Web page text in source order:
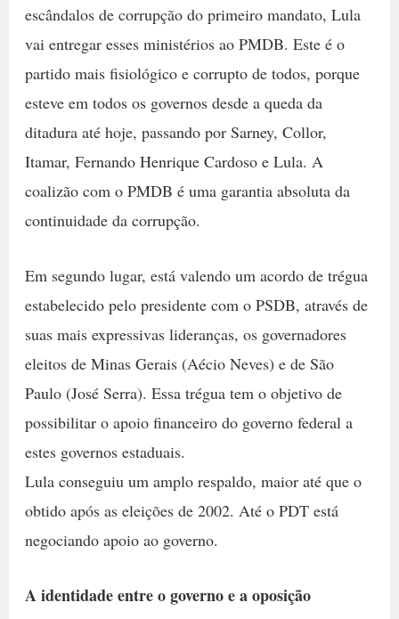
escândalos de corrupção do primeiro mandato, Lula
vai entregar esses ministérios ao PMDB. Este é o
partido mais fisiológico e corrupto de todos, porque
esteve em todos os governos desde a queda da
ditadura até hoje, passando por Sarney, Collor,
Itamar, Fernando Henrique Cardoso e Lula. A
coalizão com o PMDB é uma garantia absoluta da
continuidade da corrupção.
Em segundo lugar, está valendo um acordo de trégua
estabelecido pelo presidente com o PSDB, através de
suas mais expressivas lideranças, os governadores
eleitos de Minas Gerais (Aécio Neves) e de São
Paulo (José Serra). Essa trégua tem o objetivo de
possibilitar o apoio financeiro do governo federal a
estes governos estaduais.
Lula conseguiu um amplo respaldo, maior até que o
obtido após as eleições de 2002. Até o PDT está
negociando apoio ao governo.
A identidade entre o governo e a oposição